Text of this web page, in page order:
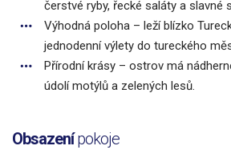
čerstvé ryby, řecké saláty a slavné
Výhodná poloha – leží blízko
jednodenní výlety do tureckého
Přírodní krásy – ostrov má
údolí motýlů a zelených lesů.
Obsazenípokoje